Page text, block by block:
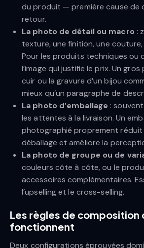
du produit — première cause de
retour.
La photo de détail ou macro :
texture, une finition, une couture,
Pour les produits techniques ou
l’image qui justifie le prix. Un
cuir ou la gravure d’un bijou
mieux qu’un paragraphe de
La photo d’emballage :
les attentes à la livraison. Un
photographié proprement réduit
déballage et améliore la
La photo de groupe ou de
couleurs côte à côte, ou le
accessoires complémentaires.
l’upselling et le cross-selling.
Les règles de composition
fonctionnent
Deux configurations éprouvées